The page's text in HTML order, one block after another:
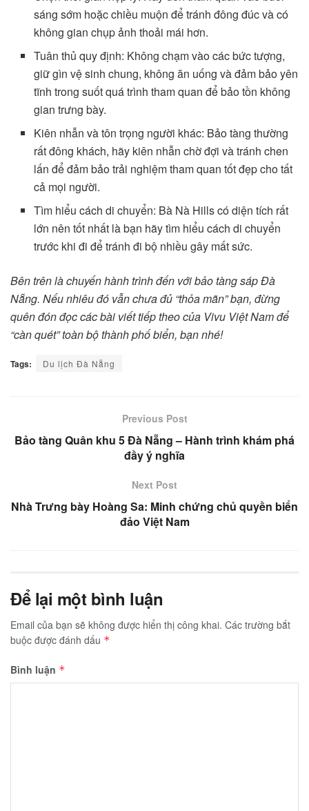
sáng sớm hoặc chiều muộn để tránh đông đúc và có
không gian chụp ảnh thoải mái hơn.
Tuân thủ quy định: Không chạm vào các bức tượng,
giữ gìn vệ sinh chung, không ăn uống và đảm bảo yên
tĩnh trong suốt quá trình tham quan để bảo tồn không
gian trưng bày.
Kiên nhẫn và tôn trọng người khác: Bảo tàng thường
rất đông khách, hãy kiên nhẫn chờ đợi và tránh chen
lấn để đảm bảo trải nghiệm tham quan tốt đẹp cho tất
cả mọi người.
Tìm hiểu cách di chuyển: Bà Nà Hills có diện tích rất
lớn nên tốt nhất là bạn hãy tìm hiểu cách di chuyển
trước khi đi để tránh đi bộ nhiều gây mất sức.
Bên trên là chuyến hành trình đến với bảo tàng sáp Đà
Nẵng. Nếu nhiêu đó vẫn chưa đủ “thỏa mãn” bạn, đừng
quên đón đọc các bài viết tiếp theo của Vivu Việt Nam để
“càn quét” toàn bộ thành phố biển, bạn nhé!
Tags: Du lịch Đà Nẵng
Previous Post
Bảo tàng Quân khu 5 Đà Nẵng – Hành trình khám phá
đầy ý nghĩa
Next Post
Nhà Trưng bày Hoàng Sa: Minh chứng chủ quyền biển
đảo Việt Nam
Để lại một bình luận
Email của bạn sẽ không được hiển thị công khai. Các trường bắt
buộc được đánh dấu *
Bình luận *